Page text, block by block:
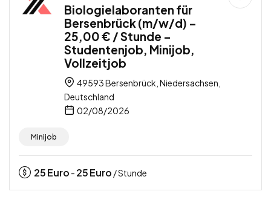
Biologielaboranten für
Bersenbrück (m/w/d) –
25,00 € / Stunde –
Studentenjob, Minijob,
Vollzeitjob
49593 Bersenbrück, Niedersachsen,
Deutschland
02/08/2026
Minijob
25Euro - 25Euro / Stunde